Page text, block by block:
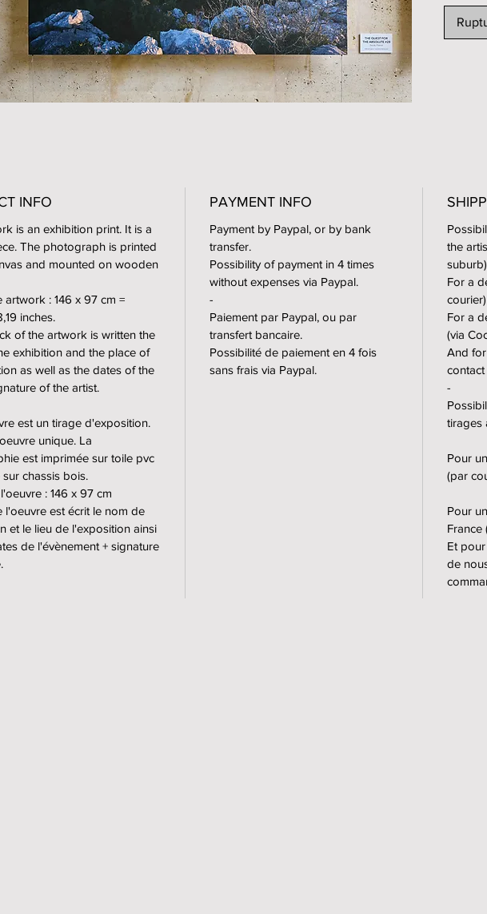
Paris.
On
name
the
the
For
For a
For a
For
🇫🇷
INFO
is an exhibition print. It is a
The photograph is printed
and mounted on wooden
artwork : 146 x 97 cm =
inches.
of the artwork is written the
exhibition and the place of
as well as the dates of the
of the artist.
est un tirage d'exposition.
unique. La
est imprimée sur toile pvc
chassis bois.
: 146 x 97 cm
l'oeuvre est écrit le nom de
et le lieu de l'exposition ainsi
de l'évènement + signature
PAYMENT INFO
Payment by Paypal, or by bank
transfer.
Possibility of payment in 4 times
without expenses via Paypal.
-
Paiement par Paypal, ou par
transfert bancaire.
Possibilité de paiement en 4 fois
sans frais via Paypal.
the
For a
For a
(via
And
-
tirages
Pour
(par
Pour
France
Et
de